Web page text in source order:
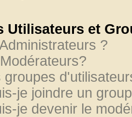
Utilisateurs et
?
groupes
je joindre un
je devenir le